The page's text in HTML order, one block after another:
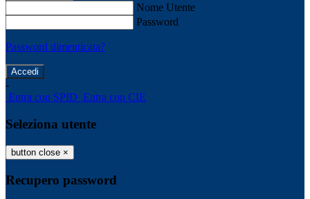
Nome Utente
Password
Password dimenticata?
-
Entra con SPID Entra con CIE
Seleziona utente
button close ×
Recupero password